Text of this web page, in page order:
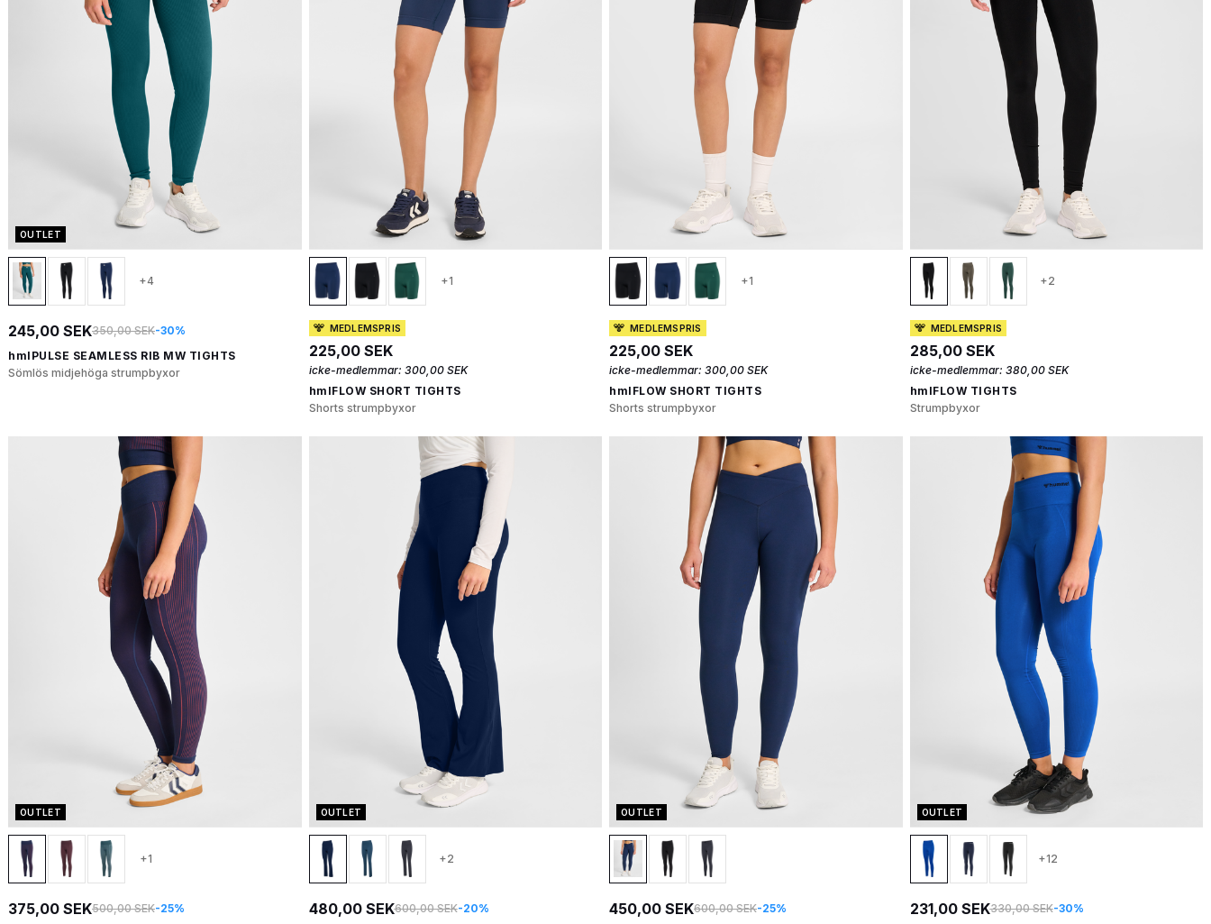
OUTLET
+4
245,00 SEK350,00 SEK-30%
hmlPULSE SEAMLESS RIB MW TIGHTS
Sömlös midjehöga strumpbyxor
+1
MEDLEMSPRIS
225,00 SEK
icke-medlemmar: 300,00 SEK
hmlFLOW SHORT TIGHTS
Shorts strumpbyxor
+1
MEDLEMSPRIS
225,00 SEK
icke-medlemmar: 300,00 SEK
hmlFLOW SHORT TIGHTS
Shorts strumpbyxor
+2
MEDLEMSPRIS
285,00 SEK
icke-medlemmar: 380,00 SEK
hmlFLOW TIGHTS
Strumpbyxor
OUTLET
+1
375,00 SEK500,00 SEK-25%
OUTLET
+2
480,00 SEK600,00 SEK-20%
OUTLET
450,00 SEK600,00 SEK-25%
OUTLET
+12
231,00 SEK330,00 SEK-30%